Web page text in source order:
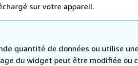
sur votre appareil.
quantité de données ou utilise
du widget peut être modifiée ou